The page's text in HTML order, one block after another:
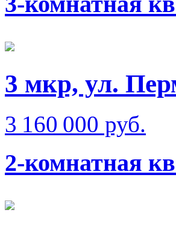
3 мкр, ул.
3 160 000 руб.
2-комнатная